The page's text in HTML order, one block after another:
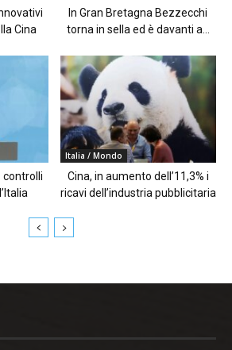
Cina
In Gran Bretagna Bezzecchi
torna in sella ed è davanti a...
controlli
Italia / Mondo
Cina, in aumento dell’11,3% i
ricavi dell’industria pubblicitaria